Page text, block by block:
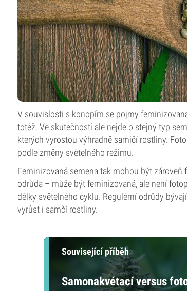
V souvislosti s konopím se pojmy
totéž. Ve skutečnosti ale nejde o stejný typ
kterých vyrostou výhradně samičí rostliny.
podle změny světelného režimu.
Feminizovaná semena tak mohou být
odrůda – může být feminizovaná, ale není
délky světelného cyklu. Regulérní odrůdy
vyrůst i samčí rostliny.
Související příběh
Samonakvétací versus